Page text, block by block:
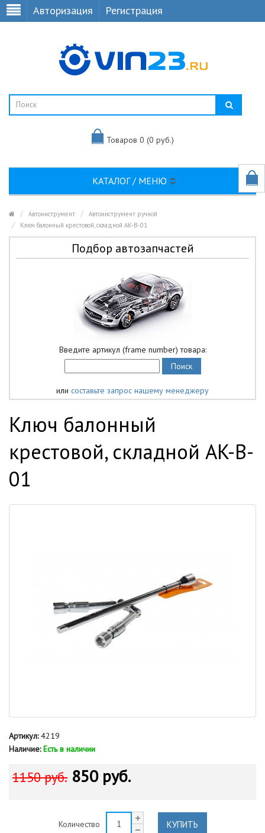
Авторизация Регистрация
Товаров 0 (0 руб.)
КАТАЛОГ / МЕНЮ
Автоинструмент
Автоинструмент ручной
Ключ балонный крестовой, складной AK-B-01
Подбор автозапчастей
Введите артикул (frame number) товара:
или составьте запрос нашему менеджеру
Ключ балонный
крестовой, складной AK-B-
01
Артикул:4219
Наличие: Есть в наличии
1150 руб. 850 руб.
Количество КУПИТЬ